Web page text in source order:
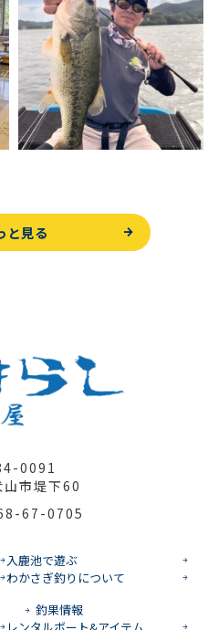
と見る
0091
山市堤下60
67-0705
入鹿池で遊ぶ
わかさぎ釣りについて
釣果情報